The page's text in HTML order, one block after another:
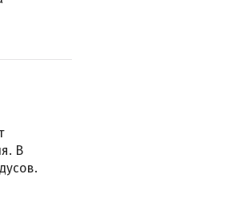
В